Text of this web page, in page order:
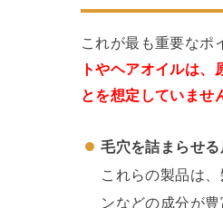
これが最も重要なポ
トやヘアオイルは
とを想定していませ
毛穴を詰まらせる
これらの製品は
ンなどの成分が